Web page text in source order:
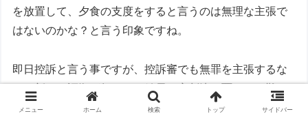
を放置して、夕食の支度をすると言うのは無理な主張で
はないのかな？と言う印象ですね。
即日控訴と言う事ですが、控訴審でも無罪を主張するな
ら、新しい証拠が無いと、結局一審判決を覆すのは難し
いと思いますね。
メニュー ホーム 検索 トップ サイドバー